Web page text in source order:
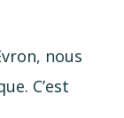
nous
C’est